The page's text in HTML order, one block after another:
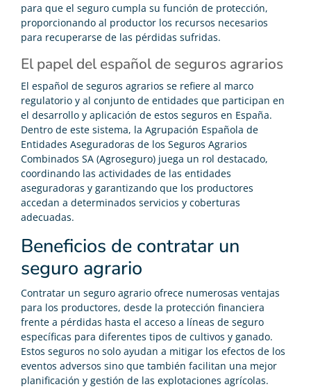
para que el seguro cumpla su función de protección,
proporcionando al productor los recursos necesarios
para recuperarse de las pérdidas sufridas.
El papel del español de seguros agrarios
El español de seguros agrarios se refiere al marco
regulatorio y al conjunto de entidades que participan en
el desarrollo y aplicación de estos seguros en España.
Dentro de este sistema, la Agrupación Española de
Entidades Aseguradoras de los Seguros Agrarios
Combinados SA (Agroseguro) juega un rol destacado,
coordinando las actividades de las entidades
aseguradoras y garantizando que los productores
accedan a determinados servicios y coberturas
adecuadas.
Beneficios de contratar un
seguro agrario
Contratar un seguro agrario ofrece numerosas ventajas
para los productores, desde la protección financiera
frente a pérdidas hasta el acceso a líneas de seguro
específicas para diferentes tipos de cultivos y ganado.
Estos seguros no solo ayudan a mitigar los efectos de los
eventos adversos sino que también facilitan una mejor
planificación y gestión de las explotaciones agrícolas.